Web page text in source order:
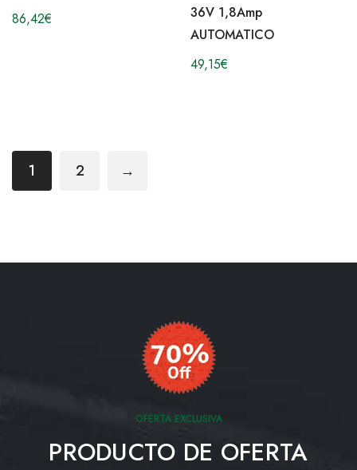
86,42€
36V 1,8Amp
AUTOMATICO
49,15€
1 2 →
OFERTA EXCLUSIVA
PRODUCTO DE OFERTA